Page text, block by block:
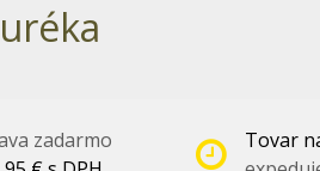
zadarmo
Tovar